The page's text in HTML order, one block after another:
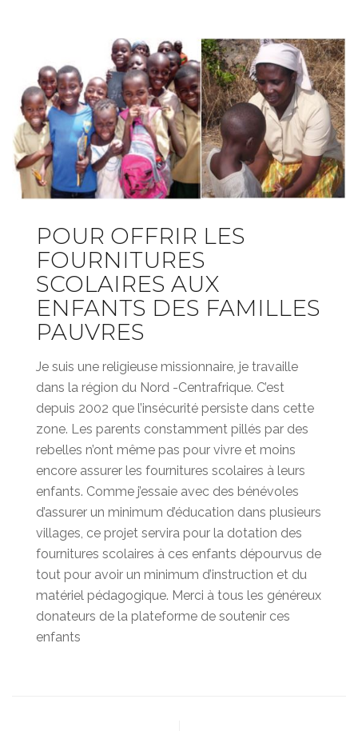
POUR OFFRIR LES
FOURNITURES
SCOLAIRES AUX
ENFANTS DES FAMILLES
PAUVRES
Je suis une religieuse missionnaire, je travaille
dans la région du Nord -Centrafrique. C’est
depuis 2002 que l’insécurité persiste dans cette
zone. Les parents constamment pillés par des
rebelles n’ont même pas pour vivre et moins
encore assurer les fournitures scolaires à leurs
enfants. Comme j’essaie avec des bénévoles
d’assurer un minimum d’éducation dans plusieurs
villages, ce projet servira pour la dotation des
fournitures scolaires à ces enfants dépourvus de
tout pour avoir un minimum d’instruction et du
matériel pédagogique. Merci à tous les généreux
donateurs de la plateforme de soutenir ces
enfants